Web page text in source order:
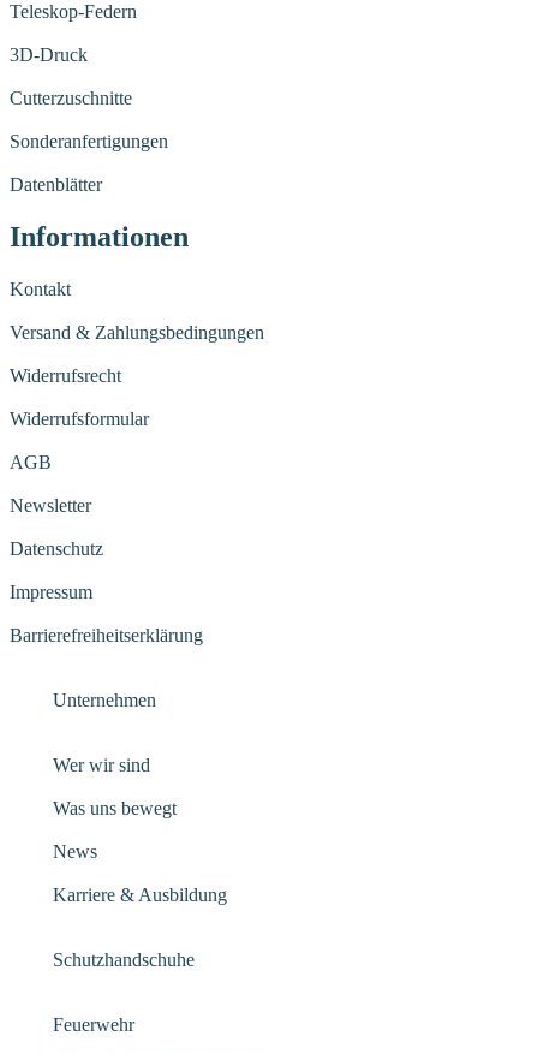
Teleskop-Federn
3D-Druck
Cutterzuschnitte
Sonderanfertigungen
Datenblätter
Informationen
Kontakt
Versand & Zahlungsbedingungen
Widerrufsrecht
Widerrufsformular
AGB
Newsletter
Datenschutz
Impressum
Barrierefreiheitserklärung
Unternehmen
Wer wir sind
Was uns bewegt
News
Karriere & Ausbildung
Schutzhandschuhe
Feuerwehr